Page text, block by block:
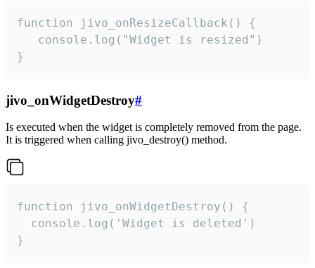
function jivo_onResizeCallback() {
   console.log("Widget is resized")
}
jivo_onWidgetDestroy#
Is executed when the widget is completely removed from the page.
It is triggered when calling jivo_destroy() method.
function jivo_onWidgetDestroy() {
  console.log('Widget is deleted')
}